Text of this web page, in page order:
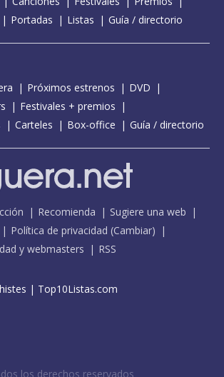
Portadas Listas Guía / directorio
Próximos estrenos
DVD
Festivales + premios
Carteles Box-office Guía / directorio
Recomienda
Sugiere una web
Política de privacidad (Cambiar)
y webmasters RSS
| Top10Listas.com
los derechos reservados